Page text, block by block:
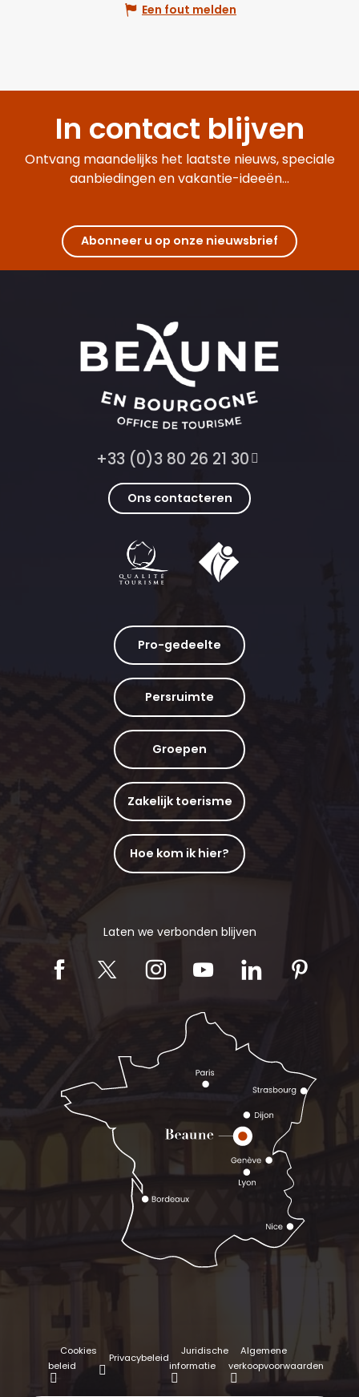
Een fout melden
In contact blijven
Ontvang maandelijks het laatste nieuws, speciale
aanbiedingen en vakantie-ideeën...
Abonneer u op onze nieuwsbrief
+33 (0)3 80 26 21 30
Ons contacteren
Pro-gedeelte
Persruimte
Groepen
Zakelijk toerisme
Hoe kom ik hier?
Laten we verbonden blijven
Cookies
beleid
Privacybeleid
Juridische
informatie
Algemene
verkoopvoorwaarden